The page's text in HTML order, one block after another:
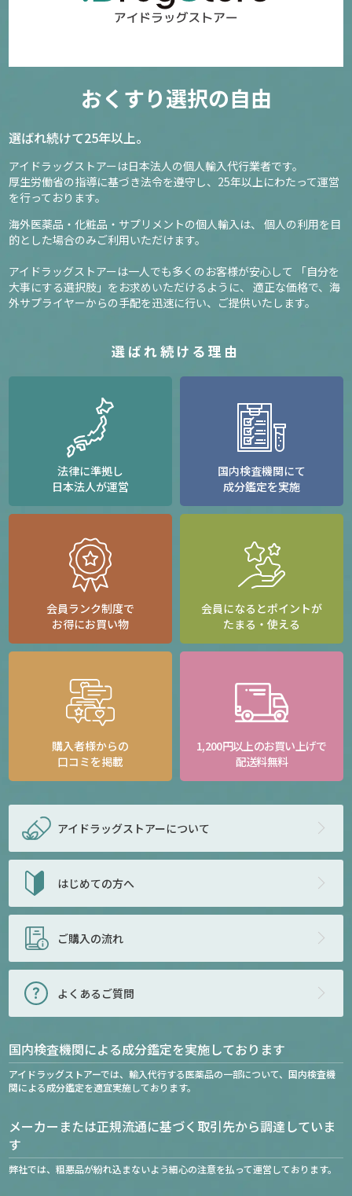
おくすり選択の自由
選ばれ続けて25年以上。
アイドラッグストアーは日本法人の個人輸入代行業者です。
厚生労働省の指導に基づき法令を遵守し、 25年以上にわたって運営
を行っております。
海外医薬品・化粧品・サプリメントの個人輸入は、
個人の利用を目
的とした場合のみご利用いただけます。
アイドラッグストアーは一人でも多くのお客様が安心して
「自分を
大事にする選択肢」をお求めいただけるように、
適正な価格で、海
外サプライヤーからの手配を迅速に行い、ご提供いたします。
選ばれ続ける理由
法律に準拠し
日本法人が運営
国内検査機関にて
成分鑑定を実施
会員ランク制度で
お得にお買い物
会員になるとポイントが
たまる・使える
購入者様からの
口コミを掲載
1,200円以上のお買い上げで
配送料無料
アイドラッグストアーについて
はじめての方へ
ご購入の流れ
よくあるご質問
国内検査機関による成分鑑定を実施しております
アイドラッグストアーでは、輸入代行する医薬品の一部について、国内検査機
関による成分鑑定を適宜実施しております。
メーカーまたは正規流通に基づく取引先から調達していま
す
弊社では、粗悪品が紛れ込まないよう細心の注意を払って運営しております。